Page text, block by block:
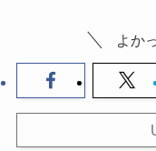
よか